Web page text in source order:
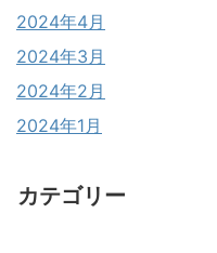
2024年4月
2024年3月
2024年2月
2024年1月
カテゴリー